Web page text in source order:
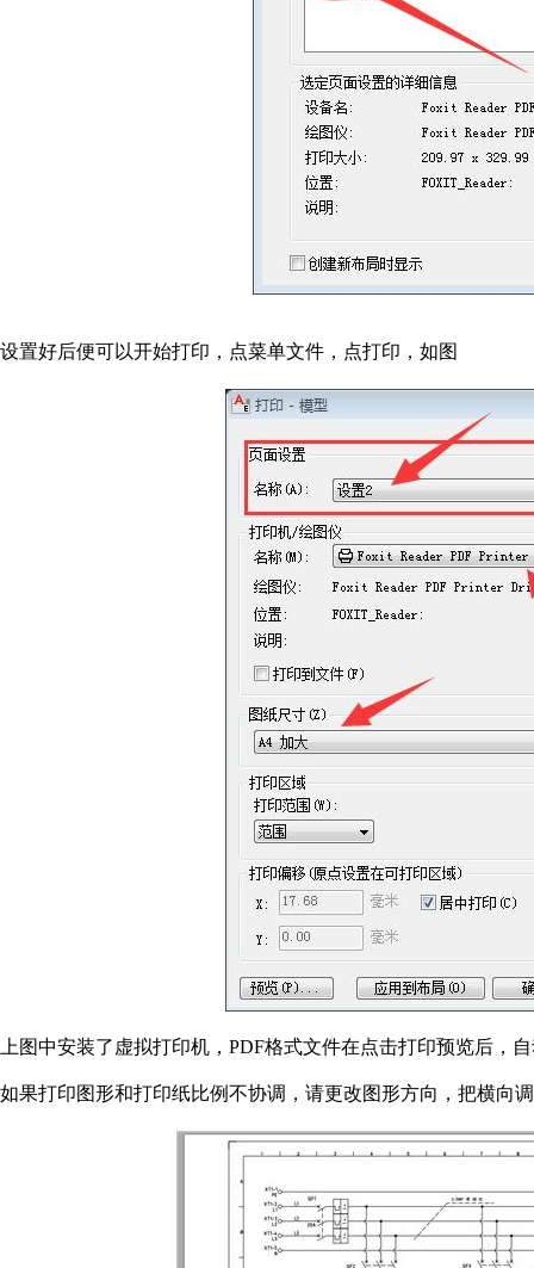
设置好后便可以开始打印，点菜单文件，点打印，如图
上图中安装了虚拟打印机，PDF格式文件在点击打印预览后，
如果打印图形和打印纸比例不协调，请更改图形方向，把横向